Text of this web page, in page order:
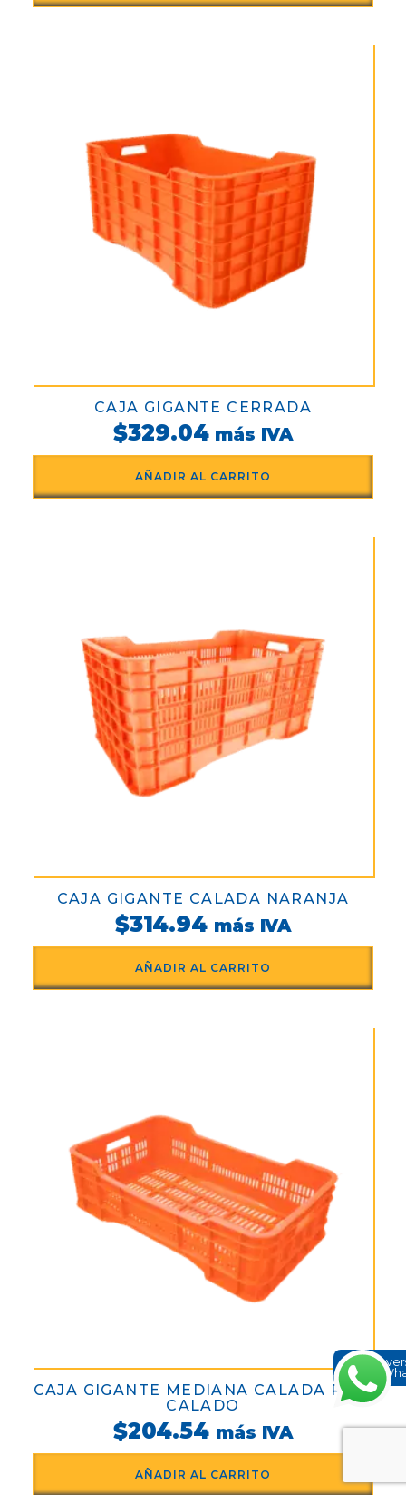
en
CAJA GIGANTE CERRADA
$329.04 más IVA
AÑADIR AL CARRITO
CAJA GIGANTE CALADA NARANJA
$314.94 más IVA
AÑADIR AL CARRITO
CAJA GIGANTE MEDIANA CALADA PISO
CALADO
$204.54 más IVA
AÑADIR AL CARRITO